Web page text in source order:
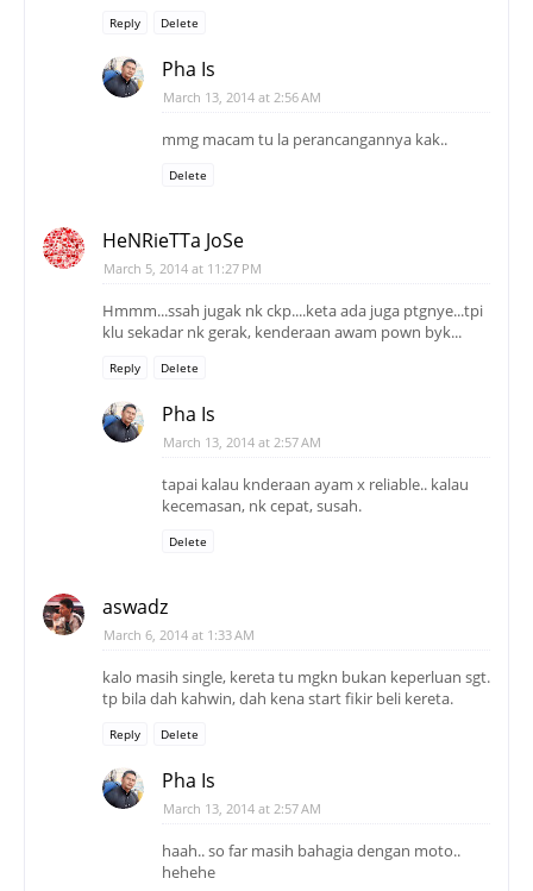
Reply Delete
Pha Is
March 13, 2014 at 2:56 AM
mmg macam tu la perancangannya kak..
Delete
HeNRieTTa JoSe
March 5, 2014 at 11:27 PM
Hmmm...ssah jugak nk ckp....keta ada juga ptgnye...tpi
klu sekadar nk gerak, kenderaan awam pown byk...
Reply Delete
Pha Is
March 13, 2014 at 2:57 AM
tapai kalau knderaan ayam x reliable.. kalau
kecemasan, nk cepat, susah.
Delete
aswadz
March 6, 2014 at 1:33 AM
kalo masih single, kereta tu mgkn bukan keperluan sgt.
tp bila dah kahwin, dah kena start fikir beli kereta.
Reply Delete
Pha Is
March 13, 2014 at 2:57 AM
haah.. so far masih bahagia dengan moto..
hehehe